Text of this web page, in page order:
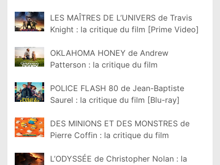
LES MAÎTRES DE L’UNIVERS de Travis
Knight : la critique du film [Prime Video]
OKLAHOMA HONEY de Andrew
Patterson : la critique du film
POLICE FLASH 80 de Jean-Baptiste
Saurel : la critique du film [Blu-ray]
DES MINIONS ET DES MONSTRES de
Pierre Coffin : la critique du film
L’ODYSSÉE de Christopher Nolan : la